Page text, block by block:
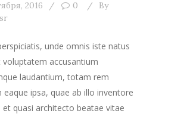
2016 0
By
unde omnis iste natus
voluptatem accusantium
laudantium, totam rem
eaque ipsa, quae ab illo inventore
et quasi architecto beatae vitae